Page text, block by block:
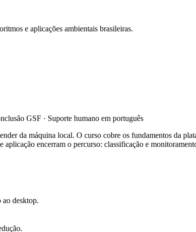
e aplicações ambientais brasileiras.
GSF · Suporte humano em português
da máquina local. O curso cobre os fundamentos da
encerram o percurso: classificação e
ao desktop.